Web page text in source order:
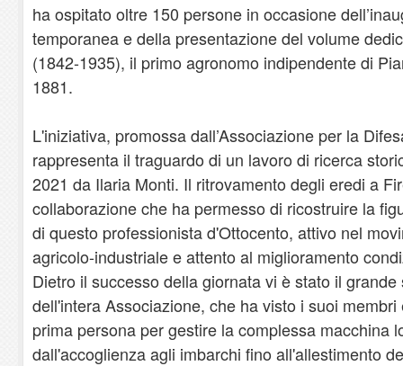
ha ospitato oltre 150 persone in occasione
temporanea e della presentazione del volume
(1842-1935), il primo agronomo indipendente di
1881.
L'iniziativa, promossa dall’Associazione per la
rappresenta il traguardo di un lavoro di ricerca
2021 da Ilaria Monti. Il ritrovamento degli eredi a
collaborazione che ha permesso di ricostruire la
di questo professionista d'Ottocento, attivo nel
agricolo-industriale e attento al miglioramento
Dietro il successo della giornata vi è stato il
dell'intera Associazione, che ha visto i suoi
prima persona per gestire la complessa macchina
dall'accoglienza agli imbarchi fino all'allestimento